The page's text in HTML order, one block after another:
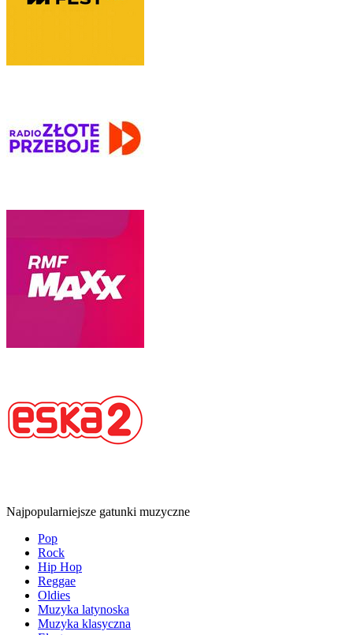
Najpopularniejsze gatunki muzyczne
Pop
Rock
Hip Hop
Reggae
Oldies
Muzyka latynoska
Muzyka klasyczna